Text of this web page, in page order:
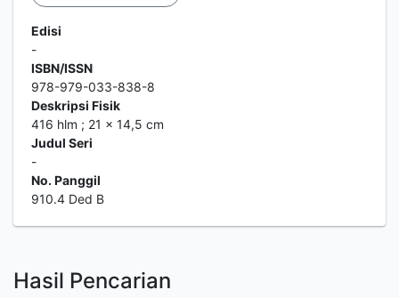
Edisi
-
ISBN/ISSN
978-979-033-838-8
Deskripsi Fisik
416 hlm ; 21 x 14,5 cm
Judul Seri
-
No. Panggil
910.4 Ded B
Hasil Pencarian